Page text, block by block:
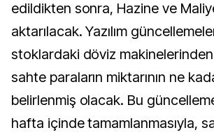
edildikten sonra, Hazine ve
aktarılacak. Yazılım
stoklardaki döviz
sahte paraların miktarının ne
belirlenmiş olacak. Bu
hafta içinde tamamlanmasıyla,